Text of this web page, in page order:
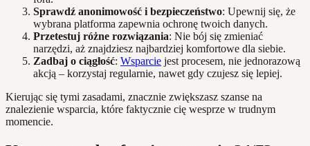
Sprawdź anonimowość i bezpieczeństwo: Upewnij się, że
wybrana platforma zapewnia ochronę twoich danych.
Przetestuj różne rozwiązania: Nie bój się zmieniać
narzędzi, aż znajdziesz najbardziej komfortowe dla siebie.
Zadbaj o ciągłość: Wsparcie jest procesem, nie jednorazową
akcją – korzystaj regularnie, nawet gdy czujesz się lepiej.
Kierując się tymi zasadami, znacznie zwiększasz szanse na
znalezienie wsparcia, które faktycznie cię wesprze w trudnym
momencie.